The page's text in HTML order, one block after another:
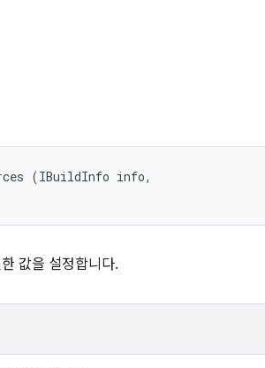
(IBuildInfo info,
값을 설정합니다.